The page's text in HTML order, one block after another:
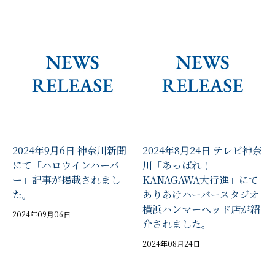
2024年9月6日 神奈川新聞
にて「ハロウインハーバ
ー」記事が掲載されまし
た。
2024年09月06日
2024年8月24日 テレビ神奈
川「あっぱれ！
KANAGAWA大行進」にて
ありあけハーバースタジオ
横浜ハンマーヘッド店が紹
介されました。
2024年08月24日